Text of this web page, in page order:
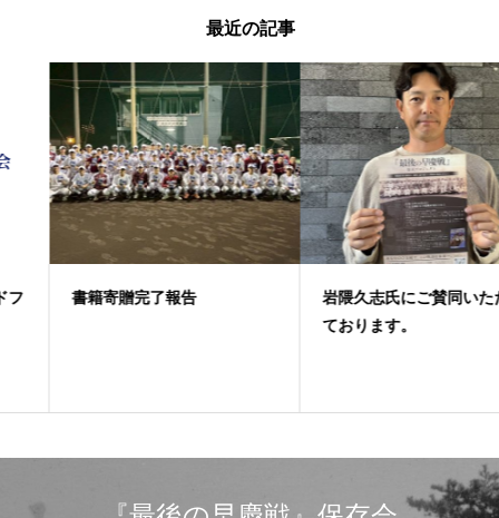
最近の記事
書籍寄贈完了報告
岩隈久志氏にご賛同いただい
ております。